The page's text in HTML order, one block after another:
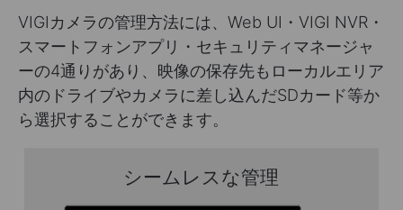
VIGIカメラの管理方法には、Web UI・VIGI NVR・
スマートフォンアプリ・セキュリティマネージャ
ーの4通りがあり、映像の保存先もローカルエリア
内のドライブやカメラに差し込んだSDカード等か
ら選択することができます。
シームレスな管理